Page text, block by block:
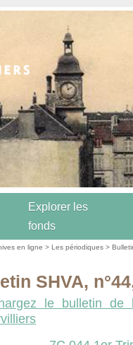
Explorer les
fonds
en ligne >Les périodiques >
SHVA,
le bulletin